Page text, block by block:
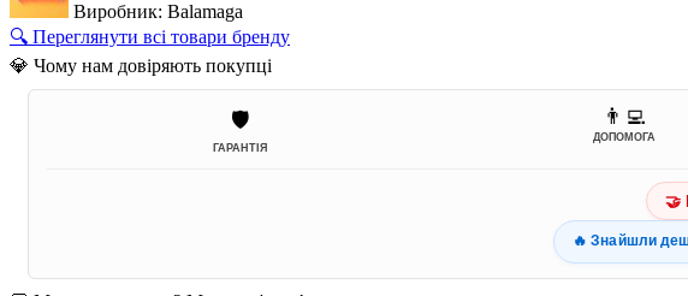
Виробник: Balamaga
🔍 Переглянути всі товари бренду
💎 Чому нам довіряють покупці
🛡️
ГАРАНТІЯ
👨‍💻
ДОПОМОГА
🤝
🔥 Знайшли